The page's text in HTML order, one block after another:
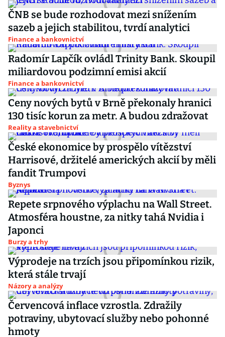
ČNB se bude rozhodovat mezi snížením
sazeb a jejich stabilitou, tvrdí analytici
Finance a bankovnictví
Radomír Lapčík ovládl Trinity Bank. Skoupil
miliardovou podzimní emisi akcií
Finance a bankovnictví
Ceny nových bytů v Brně překonaly hranici
130 tisíc korun za metr. A budou zdražovat
Reality a stavebnictví
České ekonomice by prospělo vítězství
Harrisové, držitelé amerických akcií by měli
fandit Trumpovi
Byznys
Repete srpnového výplachu na Wall Street.
Atmosféra houstne, za nitky tahá Nvidia i
Japonci
Burzy a trhy
Výprodeje na trzích jsou připomínkou rizik,
která stále trvají
Názory a analýzy
Červencová inflace vzrostla. Zdražily
potraviny, ubytovací služby nebo pohonné
hmoty